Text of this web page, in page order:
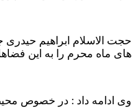
های ماه محرم را به این
وی ادامه داد : در خصوص